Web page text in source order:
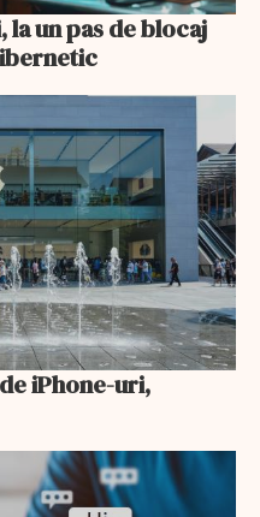
la un pas de blocaj
iPhone-uri,